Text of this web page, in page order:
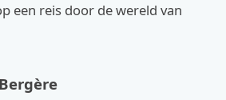
een reis door de wereld van